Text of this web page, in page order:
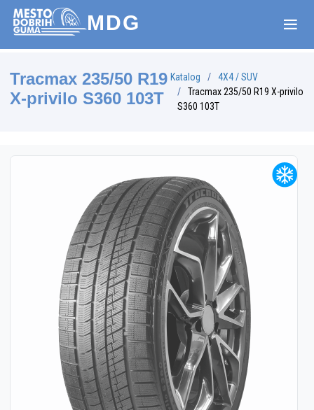
MDG
Tracmax 235/50 R19
X-privilo S360 103T
Katalog
4X4 / SUV
Tracmax 235/50 R19 X-privilo
S360 103T